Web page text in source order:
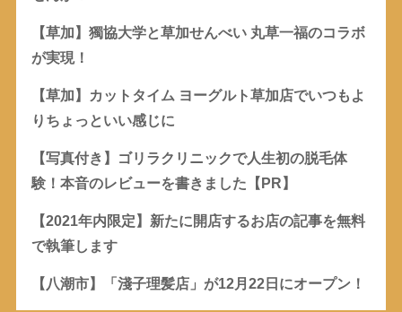
【草加】獨協大学と草加せんべい 丸草一福のコラボ
が実現！
【草加】カットタイム ヨーグルト草加店でいつもよ
りちょっといい感じに
【写真付き】ゴリラクリニックで人生初の脱毛体
験！本音のレビューを書きました【PR】
【2021年内限定】新たに開店するお店の記事を無料
で執筆します
【八潮市】「淺子理髪店」が12月22日にオープン！